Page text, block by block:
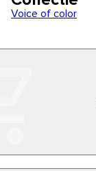
Voice of color